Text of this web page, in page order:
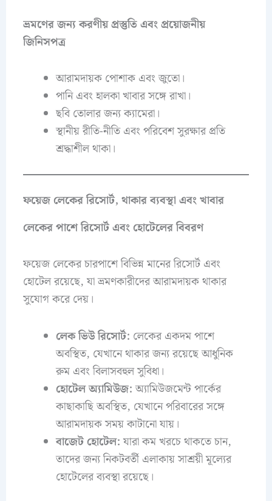
ভ্রমণের জন্য করণীয় প্রস্তুতি এবং প্রয়োজনীয়
জিনিসপত্র
আরামদায়ক পোশাক এবং জুতো।
পানি এবং হালকা খাবার সঙ্গে রাখা।
ছবি তোলার জন্য ক্যামেরা।
স্থানীয় রীতি-নীতি এবং পরিবেশ সুরক্ষার প্রতি
শ্রদ্ধাশীল থাকা।
ফয়েজ লেকের রিসোর্ট, থাকার ব্যবস্থা এবং খাবার
লেকের পাশে রিসোর্ট এবং হোটেলের বিবরণ
ফয়েজ লেকের চারপাশে বিভিন্ন মানের রিসোর্ট এবং
হোটেল রয়েছে, যা ভ্রমণকারীদের আরামদায়ক থাকার
সুযোগ করে দেয়।
লেক ভিউ রিসোর্ট: লেকের একদম পাশে
অবস্থিত, যেখানে থাকার জন্য রয়েছে আধুনিক
রুম এবং বিলাসবহুল সুবিধা।
হোটেল অ্যামিউজ: অ্যামিউজমেন্ট পার্কের
কাছাকাছি অবস্থিত, যেখানে পরিবারের সঙ্গে
আরামদায়ক সময় কাটানো যায়।
বাজেট হোটেল: যারা কম খরচে থাকতে চান,
তাদের জন্য নিকটবর্তী এলাকায় সাশ্রয়ী মূল্যের
হোটেলের ব্যবস্থা রয়েছে।